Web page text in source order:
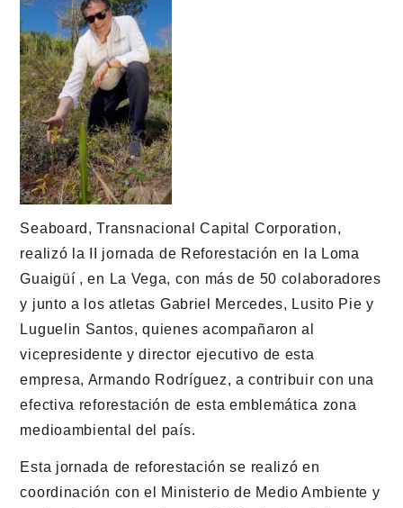
Seaboard, Transnacional Capital Corporation,
realizó la II jornada de Reforestación en la Loma
Guaigüí , en La Vega, con más de 50 colaboradores
y junto a los atletas Gabriel Mercedes, Lusito Pie y
Luguelin Santos, quienes acompañaron al
vicepresidente y director ejecutivo de esta
empresa, Armando Rodríguez, a contribuir con una
efectiva reforestación de esta emblemática zona
medioambiental del país.
Esta jornada de reforestación se realizó en
coordinación con el Ministerio de Medio Ambiente y